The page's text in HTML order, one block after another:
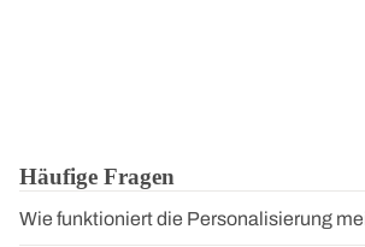
Häufige Fragen
Wie funktioniert die Personalisierung